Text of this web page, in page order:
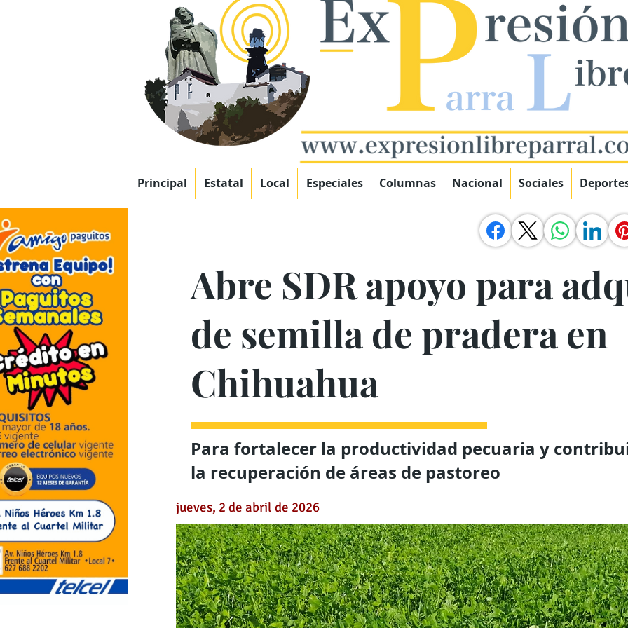
Principal Estatal Local Especiales Columnas Nacional Sociales
Abre SDR apoyo para
de semilla de pradera en
Chihuahua
Para fortalecer la productividad pecuaria y
la recuperación de áreas de pastoreo
jueves, 2 de abril de 2026